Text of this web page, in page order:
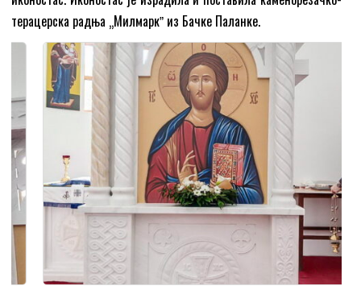
терацерска радња „Милмаркˮ из Бачке Паланке.